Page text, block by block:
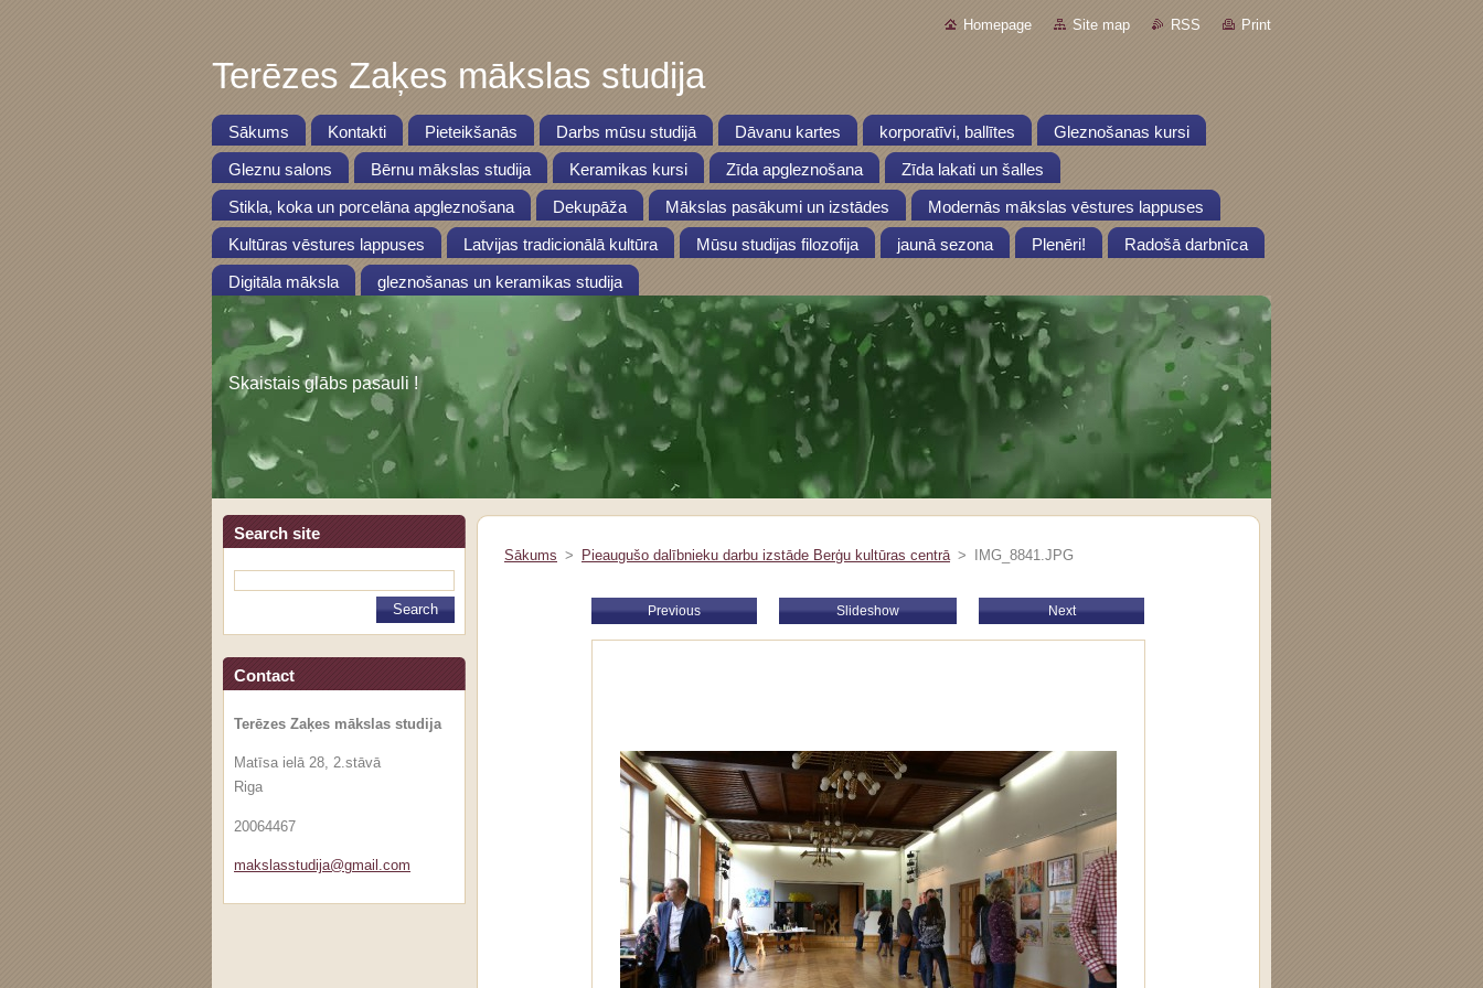
Homepage Site map RSS Print
Terēzes Zaķes mākslas studija
Sākums Kontakti Pieteikšanās Darbs mūsu studijā Dāvanu kartes korporatīvi, ballītes Gleznošanas kursi
Gleznu salons Bērnu mākslas studija Keramikas kursi Zīda apgleznošana Zīda lakati un šalles
Stikla, koka un porcelāna apgleznošana Dekupāža Mākslas pasākumi un izstādes Modernās mākslas vēstures lappuses
Kultūras vēstures lappuses Latvijas tradicionālā kultūra Mūsu studijas filozofija jaunā sezona Plenēri! Radošā darbnīca
Digitāla māksla gleznošanas un keramikas studija
Skaistais glābs pasauli !
Search site
Contact
Terēzes Zaķes mākslas studija
Matīsa ielā 28, 2.stāvā
Riga
20064467
makslasstudija@gmail.com
Sākums > Pieaugušo dalībnieku darbu izstāde Berģu kultūras centrā > IMG_8841.JPG
Previous Slideshow Next